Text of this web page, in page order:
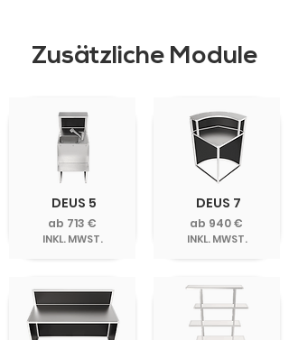
Zusätzliche Module
DEUS 5
ab 713 €
INKL. MWST.
DEUS 7
ab 940 €
INKL. MWST.